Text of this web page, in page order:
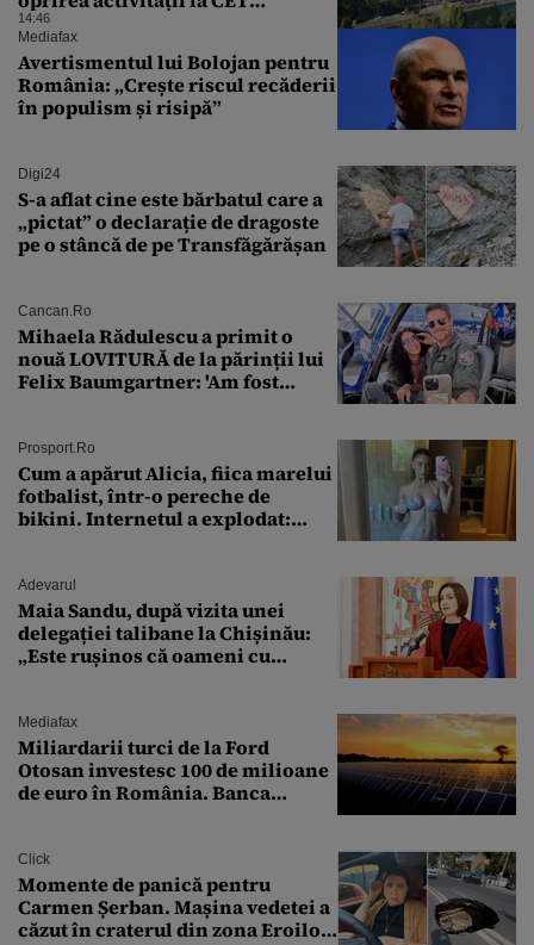
Grozăvești
14:46
Mediafax
Avertismentul lui Bolojan pentru
România: „Crește riscul recăderii
în populism și risipă”
Digi24
S-a aflat cine este bărbatul care a
„pictat” o declarație de dragoste
pe o stâncă de pe Transfăgărășan
Cancan.ro
Mihaela Rădulescu a primit o
nouă LOVITURĂ de la părinții lui
Felix Baumgartner: 'Am fost
Prosport.ro
Cum a apărut Alicia, fiica marelui
fotbalist, într-o pereche de
bikini. Internetul a explodat:
Adevarul
Maia Sandu, după vizita unei
delegației talibane la Chișinău:
„Este rușinos că oameni cu
Mediafax
Miliardarii turci de la Ford
Otosan investesc 100 de milioane
de euro în România. Banca
Click
Momente de panică pentru
Carmen Șerban. Mașina vedetei a
căzut în craterul din zona Eroilor: